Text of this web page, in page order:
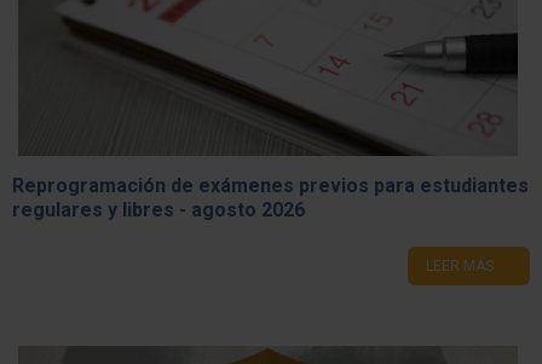
Reprogramación de exámenes previos para estudiantes
regulares y libres - agosto 2026
LEER MÁS